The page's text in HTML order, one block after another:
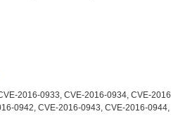
2016-0933, CVE-2016-0934, CVE-
0942, CVE-2016-0943, CVE-2016-